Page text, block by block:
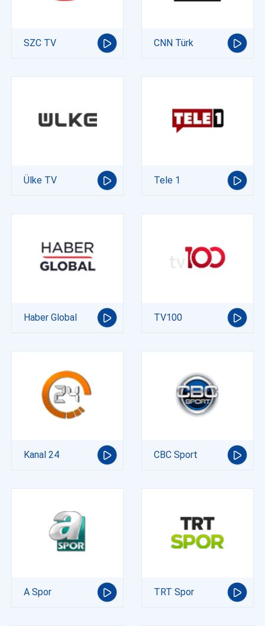
SZC TV CNN Türk
Ülke TV Tele 1
Haber Global TV100
Kanal 24 CBC Sport
A Spor TRT Spor